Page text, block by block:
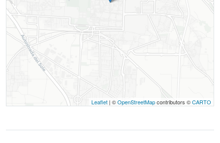
Leaflet | ©OpenStreetMapcontributors ©CARTO